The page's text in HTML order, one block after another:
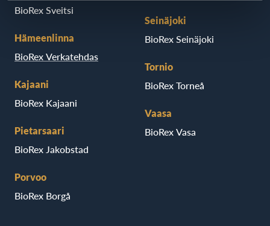
BioRex Sveitsi
Hämeenlinna
BioRex Verkatehdas
Kajaani
BioRex Kajaani
Pietarsaari
BioRex Jakobstad
Porvoo
BioRex Borgå
Seinäjoki
BioRex Seinäjoki
Tornio
BioRex Torneå
Vaasa
BioRex Vasa